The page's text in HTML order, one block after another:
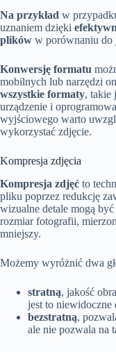
Na przykład w
uznaniem dzięki
plików w porównaniu do
Konwersję formatu
mobilnych lub narzędzi
wszystkie formaty, takie
urządzenie i
wyjściowego warto
wykorzystać zdjęcie.
Kompresja zdjęcia
Kompresja zdjęć to
pliku poprzez redukcję
wizualne detale mogą
rozmiar fotografii,
mniejszy.
Możemy wyróżnić dwa
stratną, jakość
jest to niewidoczne
bezstratną,
ale nie pozwala na